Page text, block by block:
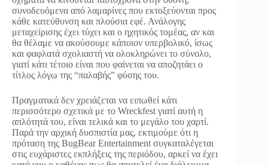
συνοδευόμενα από λαμαρίνες που εκτοξεύονται προς
κάθε κατεύθυνση και πλούσια εφέ. Ανάλογης
μεταχείρισης έχει τύχει και ο ηχητικός τομέας, αν και
θα θέλαμε να ακούσουμε κάποιον υπερβολικό, ίσως
και φαφλατά σχολιαστή να ολοκληρώνει το σύνολο,
γιατί κάτι τέτοιο είναι που φαίνεται να αποζητάει ο
τίτλος λόγω της “παλαβής” φύσης του.
Πραγματικά δεν χρειάζεται να ειπωθεί κάτι
περισσότερο σχετικά με το Wreckfest γιατί αυτή η
απλότητά του, είναι τελικά και το μεγάλο του χαρτί.
Παρά την αρχική δυσπιστία μας, εκτιμούμε ότι η
πρόταση της BugBear Entertainment συγκαταλέγεται
στις ευχάριστες εκπλήξεις της περιόδου, αρκεί να έχει